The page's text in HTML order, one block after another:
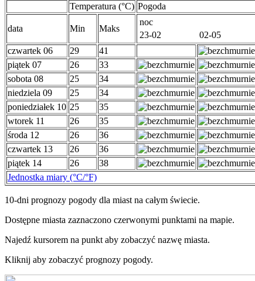
Temperatura (°C) Pogoda
data Min Maks
noc
23-02
02-05
czwartek 06
29
41
piątek 07
26
33
sobota 08
25
34
niedziela 09
25
34
poniedziałek 10 25
35
wtorek 11
26
35
środa 12
26
36
czwartek 13
26
36
piątek 14
26
38
Jednostka miary (°C/°F)
10-dni prognozy pogody dla miast na całym świecie.
Dostępne miasta zaznaczono czerwonymi punktami na mapie.
Najedź kursorem na punkt aby zobaczyć nazwę miasta.
Kliknij aby zobaczyć prognozy pogody.